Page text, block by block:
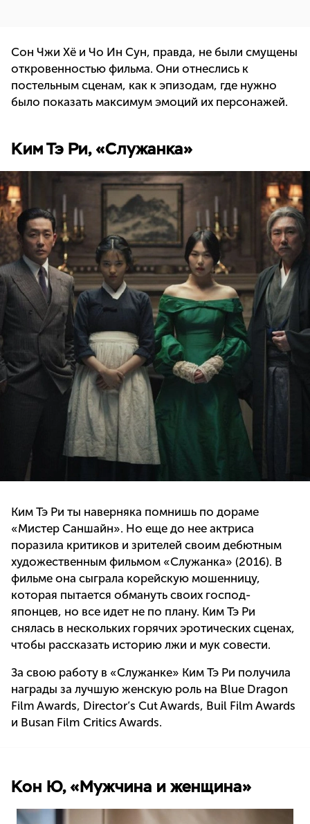
Сон Чжи Хё и Чо Ин Сун, правда, не были смущены
откровенностью фильма. Они отнеслись к
постельным сценам, как к эпизодам, где нужно
было показать максимум эмоций их персонажей.
Ким Тэ Ри, «Служанка»
Ким Тэ Ри ты наверняка помнишь по дораме
«Мистер Саншайн». Но еще до нее актриса
поразила критиков и зрителей своим дебютным
художественным фильмом «Служанка» (2016). В
фильме она сыграла корейскую мошенницу,
которая пытается обмануть своих господ-
японцев, но все идет не по плану. Ким Тэ Ри
снялась в нескольких горячих эротических сценах,
чтобы рассказать историю лжи и мук совести.
За свою работу в «Служанке» Ким Тэ Ри получила
награды за лучшую женскую роль на Blue Dragon
Film Awards, Director’s Cut Awards, Buil Film Awards
и Busan Film Critics Awards.
Кон Ю, «Мужчина и женщина»